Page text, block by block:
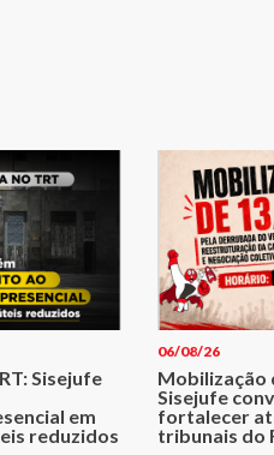
Sisejufe
em
reduzidos
06/08/26
Mobilização
Sisejufe
fortalecer
tribunais do